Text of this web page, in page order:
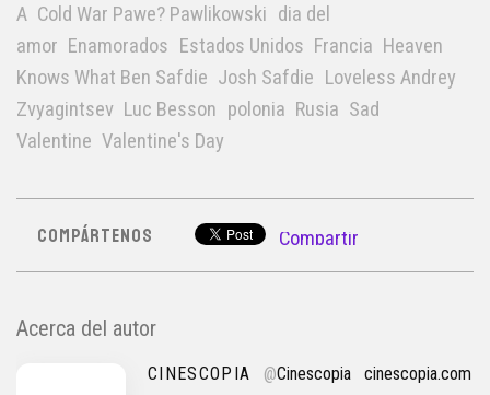
A Cold War Pawe? Pawlikowski dia del
amor Enamorados Estados Unidos Francia Heaven
Knows What Ben Safdie Josh Safdie Loveless Andrey
Zvyagintsev Luc Besson polonia Rusia Sad
Valentine Valentine's Day
COMPÁRTENOS Compartir
Acerca del autor
CINESCOPIA @Cinescopia cinescopia.com